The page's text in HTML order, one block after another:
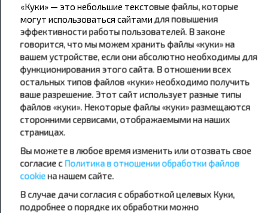
Подписаться
Популярные автобусные
направления
Орша - Могилёв
Минск - Могилёв
Минск - Пинск
Брест - Тересполь
Брест - Беловежская Пуща
«Куки» — это небольшие текстовые файлы, которые
могут использоваться сайтами для повышения
эффективности работы пользователей. В законе
говорится, что мы можем хранить файлы «куки» на
вашем устройстве, если они абсолютно необходимы для
функционирования этого сайта. В отношении всех
остальных типов файлов «куки» необходимо получить
ваше разрешение. Этот сайт использует разные типы
файлов «куки». Некоторые файлы «куки» размещаются
сторонними сервисами, отображаемыми на наших
страницах.
Вы можете в любое время изменить или отозвать свое
согласие сПолитика в отношении обработки файлов
cookieна нашем сайте.
В случае дачи согласия с обработкой целевых Куки,
подробнее о порядке их обработки можно